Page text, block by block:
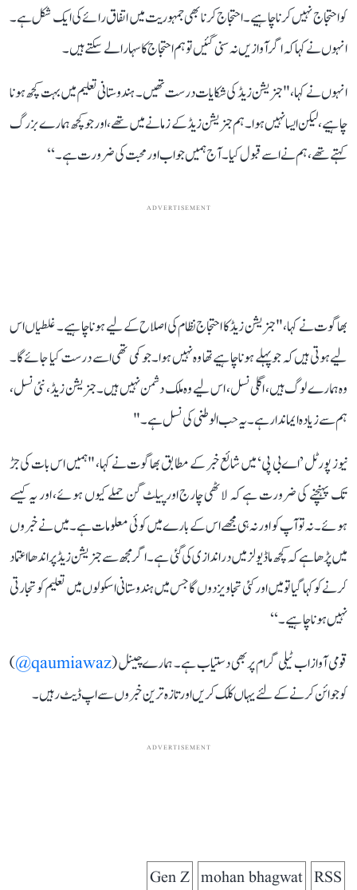
کو احتجاج نہیں کرنا چاہیے۔احتجاج کرنا بھی جمہوریت میں اتفاق رائے کی ایک شکل ہے۔
انہو ں نے کہا کہ اگر آوازیں نہ سنی گئیں تو ہم احتجاج کا سہارا لے سکتے ہیں۔
انہوں نے کہا، " جنریشن زیڈ کی شکایات درست تھیں۔ ہندوستانی تعلیم میں بہت کچھ ہونا
چاہیے، لیکن ایسا نہیں ہوا۔ ہم جنریشن زیڈ کے زمانے میں تھے، اور جو کچھ ہمارے بزرگ
کہتے تھے، ہم نےاسے قبول کیا۔ آج ہمیں جواب اور محبت کی ضرورت ہے۔‘‘
ADVERTISEMENT
بھاگوت نے کہا، " جنریشن زیڈ کا احتجاج نظام کی اصلاح کے لیے ہونا چاہیے۔ غلطیاں اس
لیے ہوتی ہیں کہ جو پہلے ہونا چاہیے تھا وہ نہیں ہوا۔ جو کمی تھی اسے درست کیا جائے گا۔
وہ ہمارے لوگ ہیں، اگلی نسل، اس لیے وہ ملک دشمن نہیں ہیں۔ جنریشن زیڈ ، نئی نسل،
ہم سے زیادہ ایماندار ہے۔ یہ حب الوطنی کی نسل ہے۔"
نیوز پورٹل ’اے بی پی‘ میں شائع خبر کے مطابق بھاگوت نے کہا، "ہمیں اس بات کی جڑ
تک پہنچنے کی ضرورت ہے کہ لاٹھی چارج اور پیلٹ گن حملے کیوں ہوئے، اور یہ کیسے
ہوئے۔ نہ تو آپ کو اور نہ ہی مجھے اس کے بارے میں کوئی معلومات ہے۔ میں نے خبروں
میں پڑھا ہے کہ کچھ ماڈیولز میں دراندازی کی گئی ہے۔ اگر مجھ سے جنریشن زیڈ پر اندھا اعتماد
کرنے کو کہا گیا تو میں اور کئی تجاویز دوں گا جس میں ہندوستانی اسکولوں میں تعلیم کو تجارتی
نہیں ہونا چاہیے۔‘‘
قومی آواز اب ٹیلی گرام پر بھی دستیاب ہے۔ ہمارے چینل (qaumiawaz@
)
کو جوائن کرنے کے لئے یہاں کلک کریں اور تازہ ترین خبروں سے اپ ڈیٹ رہیں۔
ADVERTISEMENT
RSS
mohan bhagwat
Gen Z